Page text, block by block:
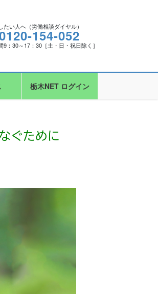
たい人へ（労働相談ダイヤル）
154-052
9：30～17：30［土・日・祝日除く］
栃木NET ログイン
ぐために